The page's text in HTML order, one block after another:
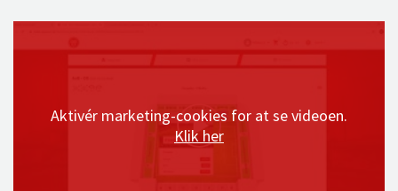
Aktivér marketing-cookies for at se videoen.
Klik her